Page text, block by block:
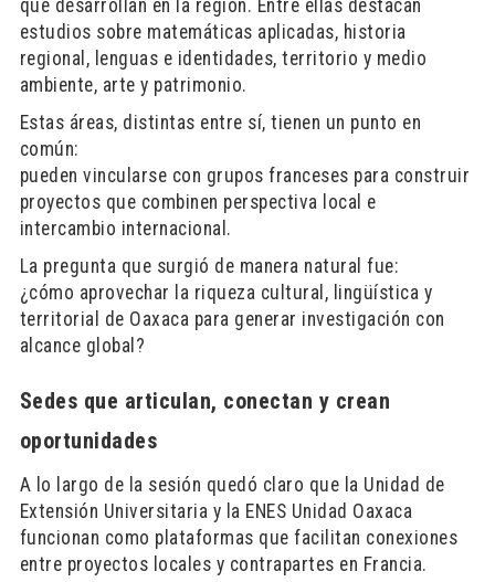
que desarrollan en la región. Entre ellas destacan
estudios sobre matemáticas aplicadas, historia
regional, lenguas e identidades, territorio y medio
ambiente, arte y patrimonio.
Estas áreas, distintas entre sí, tienen un punto en
común:
pueden vincularse con grupos franceses para construir
proyectos que combinen perspectiva local e
intercambio internacional.
La pregunta que surgió de manera natural fue:
¿cómo aprovechar la riqueza cultural, lingüística y
territorial de Oaxaca para generar investigación con
alcance global?
Sedes que articulan, conectan y crean
oportunidades
A lo largo de la sesión quedó claro que la Unidad de
Extensión Universitaria y la ENES Unidad Oaxaca
funcionan como plataformas que facilitan conexiones
entre proyectos locales y contrapartes en Francia.